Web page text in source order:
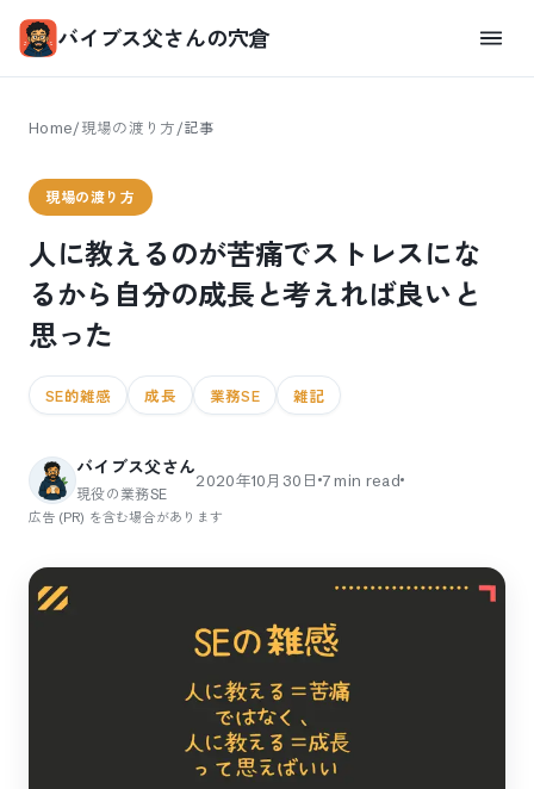
バイブス父さんの穴倉
Home/現場の渡り方 /記事
現場の渡り方
人に教えるのが苦痛でストレスにな
るから自分の成長と考えれば良いと
思った
SE的雑感 成長 業務SE 雑記
バイブス父さん
現役の業務SE
2020年10月30日 7min read
広告 (PR) を含む場合があります